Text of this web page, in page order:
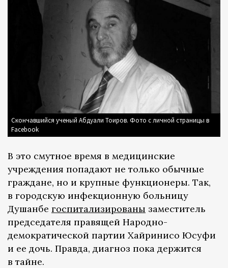
Скончавшийся ученый Абдуали Тоиров. Фото с личной страницы в
Facebook
В это смутное время в медицинские
учреждения попадают не только обычные
граждане, но и крупные функционеры. Так,
в городскую инфекционную больницу
Душанбе госпитализированы заместитель
председателя правящей Народно-
демократической партии Хайринисо Юсуфи
и ее дочь. Правда, диагноз пока держится
в тайне.